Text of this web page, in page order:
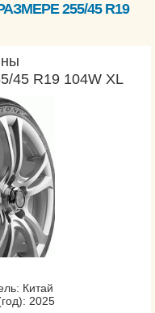
7
C
255/45 R19
45 R19 104W XL
Китай
2025